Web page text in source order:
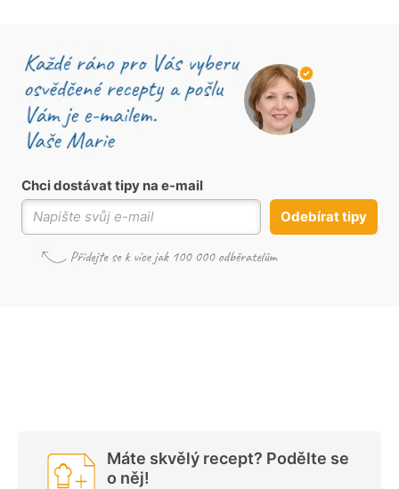
Chci dostávat tipy na e-mail
Odebírat tipy
Máte skvělý recept? Podělte se
o něj!